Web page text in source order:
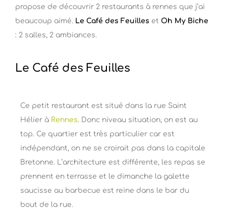
propose de découvrir 2 restaurants à rennes que j’ai
beaucoup aimé. Le Café des Feuilles et Oh My Biche
: 2 salles, 2 ambiances.
Le Café des Feuilles
Ce petit restaurant est situé dans la rue Saint
Hélier à Rennes. Donc niveau situation, on est au
top. Ce quartier est très particulier car est
indépendant, on ne se croirait pas dans la capitale
Bretonne. L’architecture est différente, les repas se
prennent en terrasse et le dimanche la galette
saucisse au barbecue est reine dans le bar du
bout de la rue.